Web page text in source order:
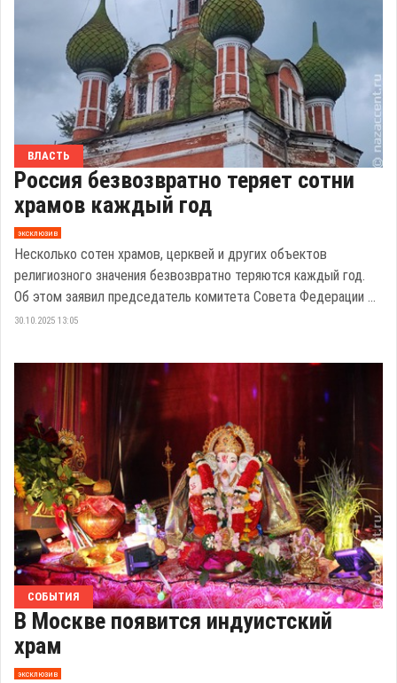
ВЛАСТЬ
Россия безвозвратно теряет сотни
храмов каждый год
эксклюзив
Несколько сотен храмов, церквей и других объектов
религиозного значения безвозвратно теряются каждый год.
Об этом заявил председатель комитета Совета Федерации ...
30.10.2025 13:05
СОБЫТИЯ
В Москве появится индуистский
храм
эксклюзив